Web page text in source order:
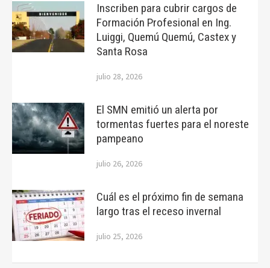
Inscriben para cubrir cargos de
Formación Profesional en Ing.
Luiggi, Quemú Quemú, Castex y
Santa Rosa
julio 28, 2026
El SMN emitió un alerta por
tormentas fuertes para el noreste
pampeano
julio 26, 2026
Cuál es el próximo fin de semana
largo tras el receso invernal
julio 25, 2026